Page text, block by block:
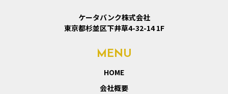
ケータバンク株式会社
東京都杉並区下井草4-32-14 1F
MENU
HOME
会社概要